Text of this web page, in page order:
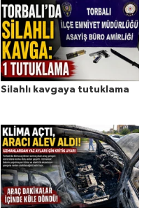
Silahlı kavgaya tutuklama